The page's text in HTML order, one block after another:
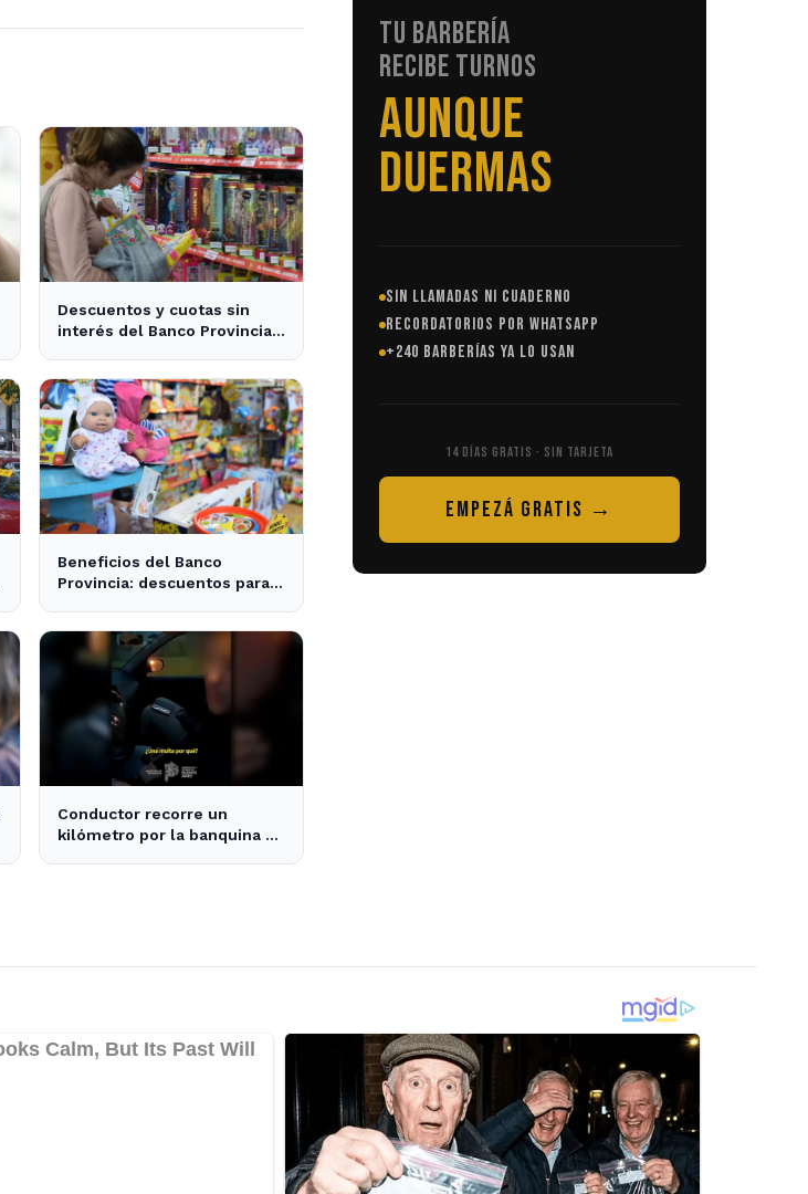
Descuentos y cuotas sin
interés del Banco Provincia
Beneficios del Banco
Provincia: descuentos para
Conductor recorre un
kilómetro por la banquina en
TU BARBERÍA
RECIBE TURNOS
SIN LLAMADAS
SIN LLAMADAS NI CUADERNO
RECORDATORIOS POR WHATSAPP
+240 BARBERÍAS YA LO USAN
14 DÍAS GRATIS · SIN TARJETA
EMPEZÁ GRATIS →